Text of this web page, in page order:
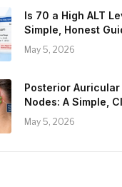
Is 70 a High ALT
Simple, Honest
Trust
May 5, 2026
Posterior Auricular
Nodes: A Simple,
Helpful Guide
May 5, 2026